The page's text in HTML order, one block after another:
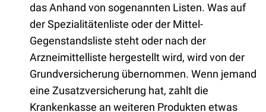
das Anhand von sogenannten Listen. Was auf
der Spezialitätenliste oder der Mittel-
Gegenstandsliste steht oder nach der
Arzneimittelliste hergestellt wird, wird von der
Grundversicherung übernommen. Wenn jemand
eine Zusatzversicherung hat, zahlt die
Krankenkasse an weiteren Produkten etwas